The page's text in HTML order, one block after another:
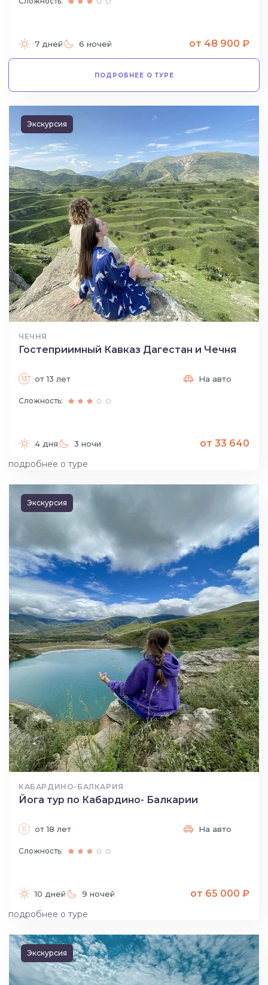
7 дней 6 ночей от 48 900 ₽
ПОДРОБНЕЕ О ТУРЕ
Экскурсия
ЧЕЧНЯ
Гостеприимный Кавказ Дагестан и Чечня
от 13 лет На авто
Сложность:
4 дня 3 ночи от 33 640
подробнее о туре
Экскурсия
КАБАРДИНО-БАЛКАРИЯ
Йога тур по Кабардино- Балкарии
от 18 лет На авто
Сложность:
10 дней 9 ночей от 65 000 ₽
подробнее о туре
Экскурсия